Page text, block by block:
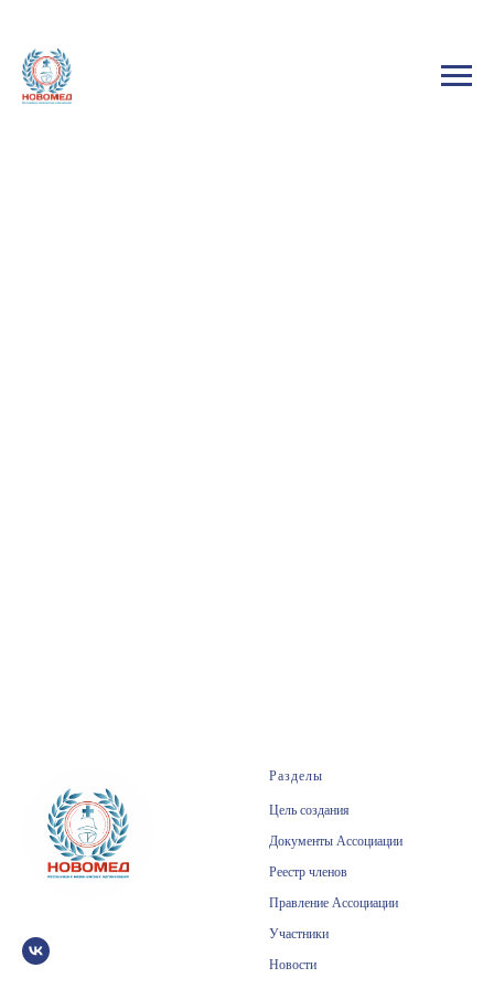
Разделы
Цель создания
Документы Ассоциации
Реестр членов
Правление Ассоциации
Участники
Новости